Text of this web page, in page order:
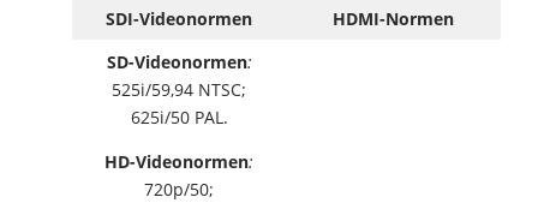
SDI-Videonormen
HDMI-Normen
SD-Videonormen:
525i/59,94 NTSC;
625i/50 PAL.
HD-Videonormen:
720p/50;